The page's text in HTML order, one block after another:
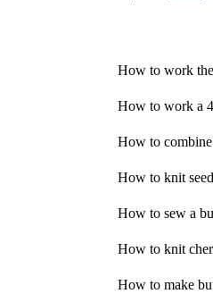
How to work
How to work a
How to combine
How to knit
How to sew a
How to knit
How to make